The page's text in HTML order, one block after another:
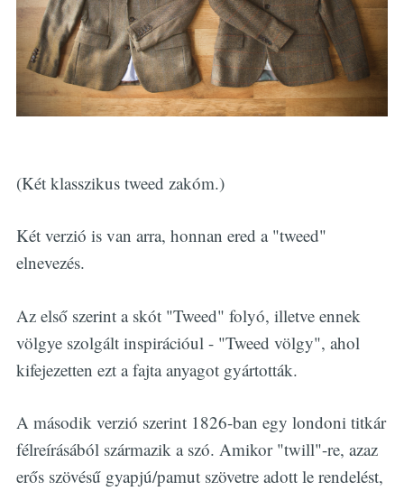
(Két klasszikus tweed zakóm.)
Két verzió is van arra, honnan ered a "tweed"
elnevezés.
Az első szerint a skót "Tweed" folyó, illetve ennek
völgye szolgált inspirációul - "Tweed völgy", ahol
kifejezetten ezt a fajta anyagot gyártották.
A második verzió szerint 1826-ban egy londoni titkár
félreírásából származik a szó. Amikor "twill"-re, azaz
erős szövésű gyapjú/pamut szövetre adott le rendelést,